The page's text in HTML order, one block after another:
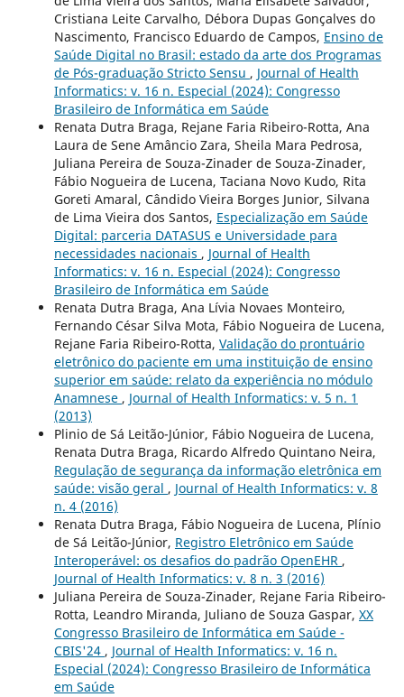
Cristiana Leite Carvalho, Débora Dupas Gonçalves do
Nascimento, Francisco Eduardo de Campos, Ensino de
Saúde Digital no Brasil: estado da arte dos Programas
de Pós-graduação Stricto Sensu , Journal of Health
Informatics: v. 16 n. Especial (2024): Congresso
Brasileiro de Informática em Saúde
Renata Dutra Braga, Rejane Faria Ribeiro-Rotta, Ana
Laura de Sene Amâncio Zara, Sheila Mara Pedrosa,
Juliana Pereira de Souza-Zinader de Souza-Zinader,
Fábio Nogueira de Lucena, Taciana Novo Kudo, Rita
Goreti Amaral, Cândido Vieira Borges Junior, Silvana
de Lima Vieira dos Santos, Especialização em Saúde
Digital: parceria DATASUS e Universidade para
necessidades nacionais , Journal of Health
Informatics: v. 16 n. Especial (2024): Congresso
Brasileiro de Informática em Saúde
Renata Dutra Braga, Ana Lívia Novaes Monteiro,
Fernando César Silva Mota, Fábio Nogueira de Lucena,
Rejane Faria Ribeiro-Rotta, Validação do prontuário
eletrônico do paciente em uma instituição de ensino
superior em saúde: relato da experiência no módulo
Anamnese , Journal of Health Informatics: v. 5 n. 1
(2013)
Plinio de Sá Leitão-Júnior, Fábio Nogueira de Lucena,
Renata Dutra Braga, Ricardo Alfredo Quintano Neira,
Regulação de segurança da informação eletrônica em
saúde: visão geral , Journal of Health Informatics: v. 8
n. 4 (2016)
Renata Dutra Braga, Fábio Nogueira de Lucena, Plínio
de Sá Leitão-Júnior, Registro Eletrônico em Saúde
Interoperável: os desafios do padrão OpenEHR ,
Journal of Health Informatics: v. 8 n. 3 (2016)
Juliana Pereira de Souza-Zinader, Rejane Faria Ribeiro-
Rotta, Leandro Miranda, Juliano de Souza Gaspar, XX
Congresso Brasileiro de Informática em Saúde -
CBIS'24 , Journal of Health Informatics: v. 16 n.
Especial (2024): Congresso Brasileiro de Informática
em Saúde